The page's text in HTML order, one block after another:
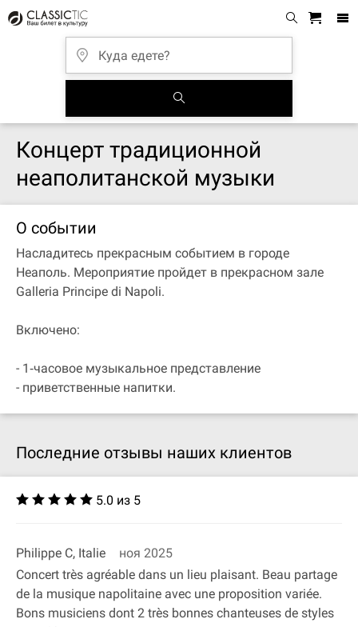
Концерт традиционной
неаполитанской музыки
О событии
Насладитесь прекрасным событием в городе
Неаполь. Мероприятие пройдет в прекрасном зале
Galleria Principe di Napoli.
Включено:
- 1‐часовое музыкальное представление
- приветственные напитки.
Последние отзывы наших клиентов
5.0 из 5
Philippe C, Italie
ноя 2025
Concert très agréable dans un lieu plaisant. Beau partage
de la musique napolitaine avec une proposition variée.
Bons musiciens dont 2 très bonnes chanteuses de styles